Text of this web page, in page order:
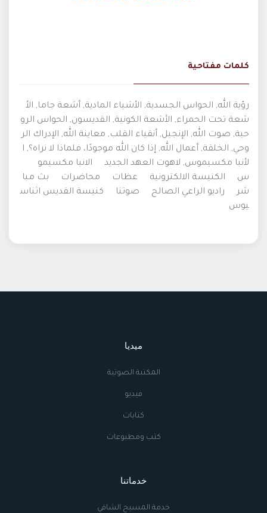
كلمات مفتاحية
رؤية الله, الحواس الجسدية, الأشياء المادية, أشعة جاما, الأ
شعة تحت الحمراء, الأشعة الكونية, القديسون, الحواس الرو
حية, صوت الله, الإنجيل, أنقياء القلب, معاينة الله, الإدراك الر
وحي, الخلقة, أعمال الله, إذا كان الله موجودًا، فلماذا لا نراه؟, ا
لأنبا مكسيموس, لاهوت العهد الجديد
الانبا مكسيمو
س
الكنيسة الالكترونية عظات محاضرات
بث مبا
شر
راديو الراعي الصالح صوتنا
كنيسة القديس اثناس
يوس
ميديا
المكتبة الصوتية
فيديو
كتابات
كتب ومطبوعات
خدماتنا
خدمة المسيح الشافي